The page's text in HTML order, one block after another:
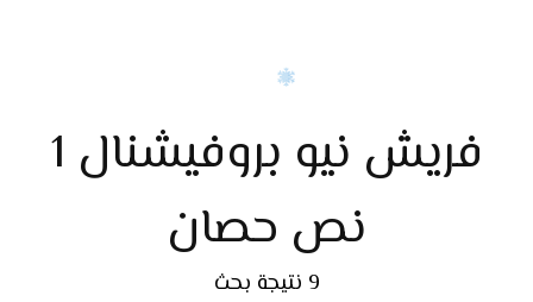
فريش نيو بروفيشنال 1
نص حصان
9 نتيجة بحث